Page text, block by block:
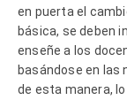
en puerta el
básica, se deben
enseñe a los
basándose en las
de esta manera,